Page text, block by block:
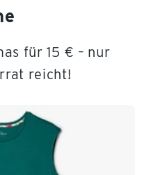
für 15 € – nur
reicht!